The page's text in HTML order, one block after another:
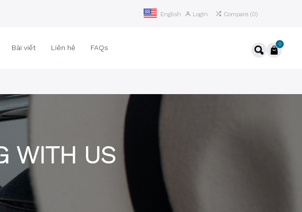
English Login Compare (0)
Bài viết Liên hệ FAQs 0
WITH US